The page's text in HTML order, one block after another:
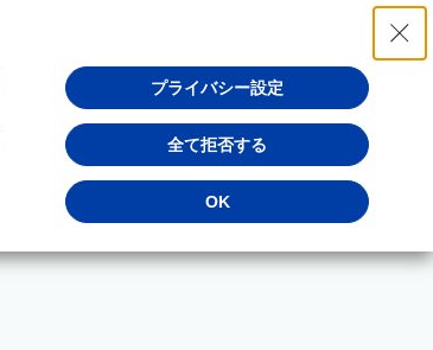
プライバシー設定
全て拒否する
OK